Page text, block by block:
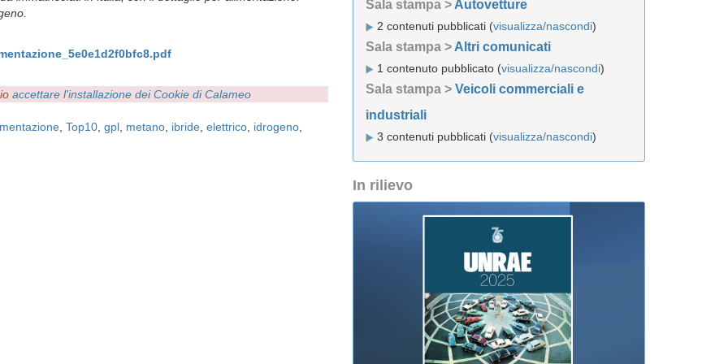
accettare l'installazione dei Cookie di Calameo
Top10 gpl metano ibride elettrico idrogeno
Sala stampa > Autovetture
2 contenuti pubblicati (visualizza/nascondi)
Sala stampa > Altri comunicati
1 contenuto pubblicato (visualizza/nascondi)
Sala stampa > Veicoli commerciali e
industriali
3 contenuti pubblicati (visualizza/nascondi)
In rilievo